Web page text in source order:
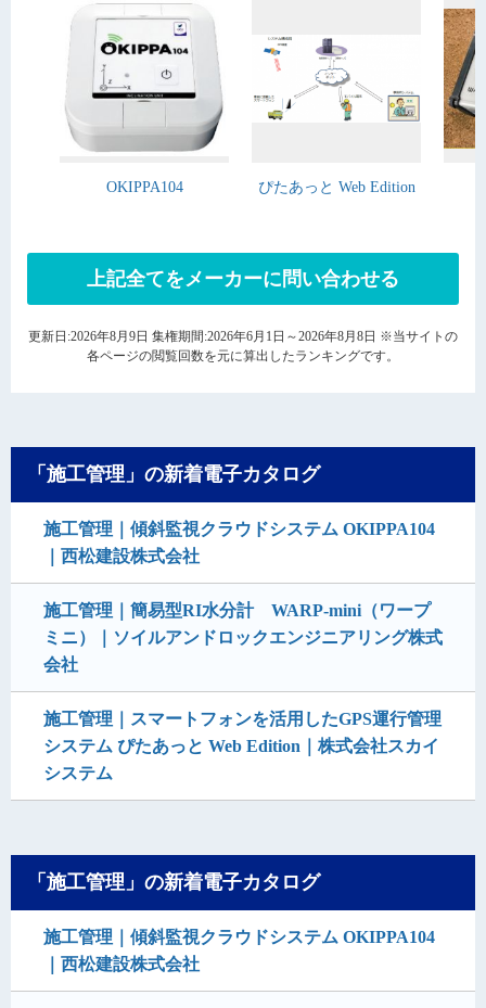
OKIPPA104 ぴたあっと Web Edition
上記全てをメーカーに問い合わせる
更新日:2026年8月9日 集権期間:2026年6月1日～2026年8月8日 ※当サイトの
各ページの閲覧回数を元に算出したランキングです。
「施工管理」の新着電子カタログ
施工管理｜傾斜監視クラウドシステム OKIPPA104
｜西松建設株式会社
施工管理｜簡易型RI水分計 WARP-mini（ワープ
ミニ）｜ソイルアンドロックエンジニアリング株式
会社
施工管理｜スマートフォンを活用したGPS運行管理
システム ぴたあっと Web Edition｜株式会社スカイ
システム
「施工管理」の新着電子カタログ
施工管理｜傾斜監視クラウドシステム OKIPPA104
｜西松建設株式会社